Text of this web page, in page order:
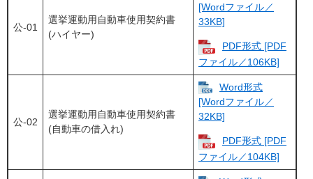
公-01
選挙運動用自動車使用契約書
(ハイヤー)
[Wordファイル／
33KB]
PDF形式 [PDF
ファイル／106KB]
公-02
選挙運動用自動車使用契約書
(自動車の借入れ)
Word形式
[Wordファイル／
32KB]
PDF形式 [PDF
ファイル／104KB]